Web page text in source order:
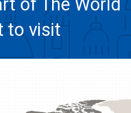
of The World
to visit